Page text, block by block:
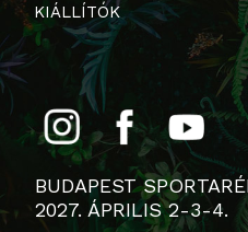
KIÁLLÍTÓK
BUDAPEST
2027. ÁPRILIS 2-3-4.